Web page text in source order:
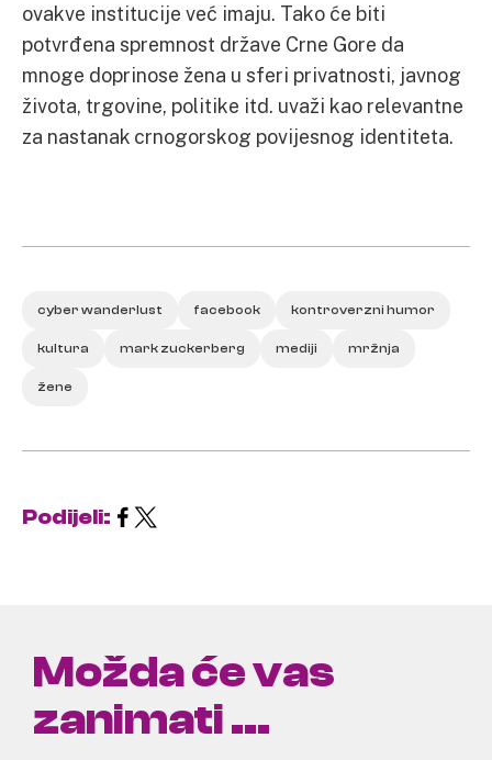
ovakve institucije već imaju. Tako će biti
potvrđena spremnost države Crne Gore da
mnoge doprinose žena u sferi privatnosti, javnog
života, trgovine, politike itd. uvaži kao relevantne
za nastanak crnogorskog povijesnog identiteta.
cyber wanderlust facebook kontroverzni humor
kultura mark zuckerberg mediji mržnja
žene
Podijeli:
Možda će vas
zanimati ...